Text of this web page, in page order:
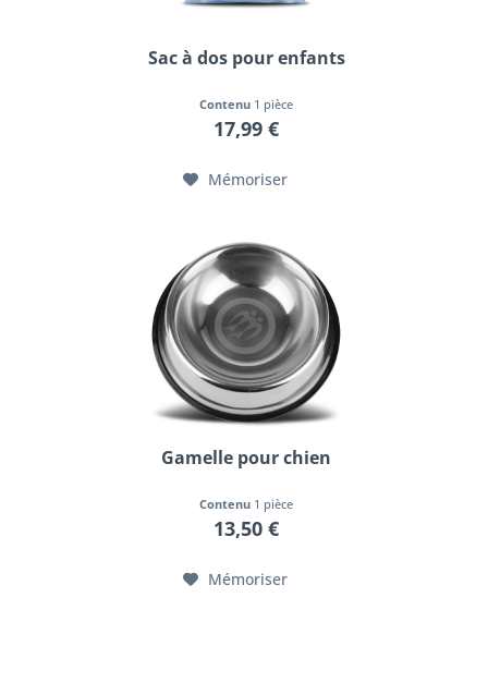
Sac à dos pour enfants
Contenu 1 pièce
17,99 €
Mémoriser
Gamelle pour chien
Contenu 1 pièce
13,50 €
Mémoriser